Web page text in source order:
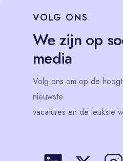
VOLG ONS
We zijn op
media
Volg ons om op de
nieuwste
vacatures en de leukste